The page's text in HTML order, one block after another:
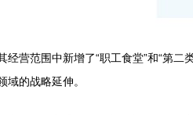
经营范围中新增了“职工食堂”和“第
域的战略延伸。